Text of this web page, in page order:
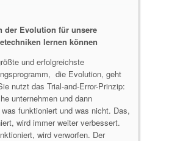
der Evolution für unsere
lernen können
und erfolgreichste
die Evolution, geht
nutzt das Trial-and-Error-Prinzip:
unternehmen und dann
funktioniert und was nicht. Das,
wird immer weiter verbessert.
wird verworfen. Der